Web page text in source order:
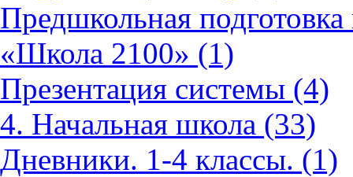
Предшкольная
«Школа 2100» (1)
Презентация системы (4)
4. Начальная школа (33)
Дневники. 1-4 классы. (1)